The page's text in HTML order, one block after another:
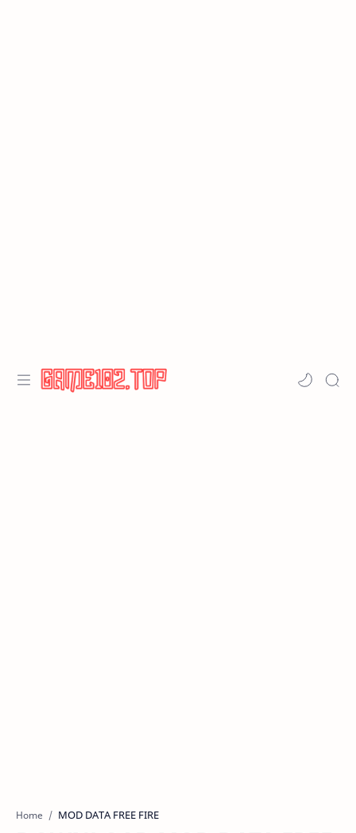
Home MOD DATA FREE FIRE